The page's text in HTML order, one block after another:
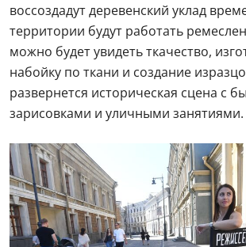
воссоздадут деревенский уклад
территории будут работать
можно будет увидеть ткачество,
набойку по ткани и создание
развернется историческая сцена с
зарисовками и уличными занятиями.